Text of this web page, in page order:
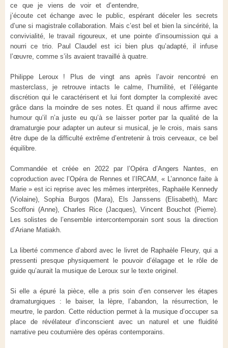
ce que je viens de voir et d’entendre,
j’écoute cet échange avec le public, espérant déceler les secrets
d’une si magistrale collaboration. Mais c’est bel et bien la sincérité, la
convivialité, le travail rigoureux, et une pointe d’insoumission qui a
nourri ce trio. Paul Claudel est ici bien plus qu’adapté, il infuse
l’œuvre, comme s’ils avaient travaillé à quatre.
Philippe Leroux ! Plus de vingt ans après l’avoir rencontré en
masterclass, je retrouve intacts le calme, l’humilité, et l’élégante
discrétion qui le caractérisent et lui font dompter la complexité avec
grâce dans la moindre de ses notes. Et quand il nous affirme avec
humour qu’il n’a juste eu qu’à se laisser porter par la qualité de la
dramaturgie pour adapter un auteur si musical, je le crois, mais sans
être dupe de la difficulté extrême d’entretenir à trois cerveaux, ce bel
équilibre.
Commandée et créée en 2022 par l’Opéra d’Angers Nantes, en
coproduction avec l’Opéra de Rennes et l’IRCAM, « L’annonce faite à
Marie » est ici reprise avec les mêmes interprètes, Raphaële Kennedy
(Violaine), Sophia Burgos (Mara), Els Janssens (Elisabeth), Marc
Scoffoni (Anne), Charles Rice (Jacques), Vincent Bouchot (Pierre).
Les solistes de l’ensemble intercontemporain sont sous la direction
d’Ariane Matiakh.
La liberté commence d’abord avec le livret de Raphaèle Fleury, qui a
pressenti presque physiquement le pouvoir d’élagage et le rôle de
guide qu’aurait la musique de Leroux sur le texte originel.
Si elle a épuré la pièce, elle a pris soin d’en conserver les étapes
dramaturgiques : le baiser, la lèpre, l’abandon, la résurrection, le
meurtre, le pardon. Cette réduction permet à la musique d’occuper sa
place de révélateur d’inconscient avec un naturel et une fluidité
narrative peu coutumière des opéras contemporains.